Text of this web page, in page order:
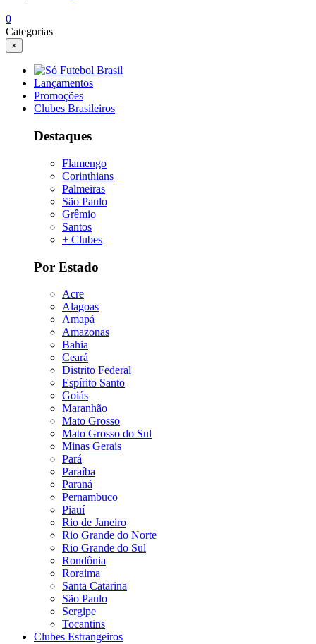
0
Categorias
×
Lançamentos
Promoções
Clubes Brasileiros
Destaques
Flamengo
Corinthians
Palmeiras
São Paulo
Grêmio
Santos
+ Clubes
Por Estado
Acre
Alagoas
Amapá
Amazonas
Bahia
Ceará
Distrito Federal
Espírito Santo
Goiás
Maranhão
Mato Grosso
Mato Grosso do Sul
Minas Gerais
Pará
Paraíba
Paraná
Pernambuco
Piauí
Rio de Janeiro
Rio Grande do Norte
Rio Grande do Sul
Rondônia
Roraima
Santa Catarina
São Paulo
Sergipe
Tocantins
Clubes Estrangeiros